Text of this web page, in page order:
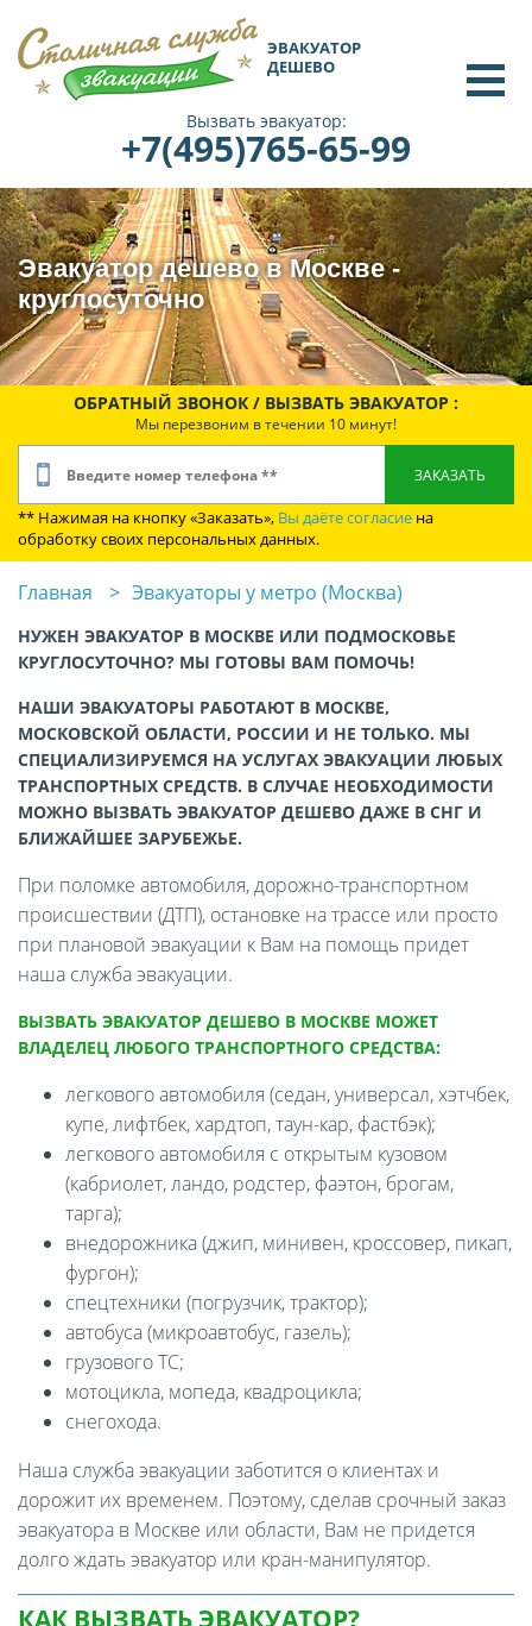
ЭВАКУАТОР
ДЕШЕВО
Вызвать эвакуатор:
+7(495)765-65-99
Эвакуатор дешево в Москве -
круглосуточно
ОБРАТНЫЙ ЗВОНОК / ВЫЗВАТЬ ЭВАКУАТОР :
Мы перезвоним в течении 10 минут!
** Нажимая на кнопку «Заказать», Вы даёте согласие на
обработку своих персональных данных.
Главная Эвакуаторы у метро (Москва)
НУЖЕН ЭВАКУАТОР В МОСКВЕ ИЛИ ПОДМОСКОВЬЕ
КРУГЛОСУТОЧНО? МЫ ГОТОВЫ ВАМ ПОМОЧЬ!
НАШИ ЭВАКУАТОРЫ РАБОТАЮТ В МОСКВЕ,
МОСКОВСКОЙ ОБЛАСТИ, РОССИИ И НЕ ТОЛЬКО. МЫ
СПЕЦИАЛИЗИРУЕМСЯ НА УСЛУГАХ ЭВАКУАЦИИ ЛЮБЫХ
ТРАНСПОРТНЫХ СРЕДСТВ. В СЛУЧАЕ НЕОБХОДИМОСТИ
МОЖНО ВЫЗВАТЬ ЭВАКУАТОР ДЕШЕВО ДАЖЕ В СНГ И
БЛИЖАЙШЕЕ ЗАРУБЕЖЬЕ.
При поломке автомобиля, дорожно-транспортном
происшествии (ДТП), остановке на трассе или просто
при плановой эвакуации к Вам на помощь придет
наша служба эвакуации.
ВЫЗВАТЬ ЭВАКУАТОР ДЕШЕВО В МОСКВЕ МОЖЕТ
ВЛАДЕЛЕЦ ЛЮБОГО ТРАНСПОРТНОГО СРЕДСТВА:
легкового автомобиля (седан, универсал, хэтчбек,
купе, лифтбек, хардтоп, таун-кар, фастбэк);
легкового автомобиля с открытым кузовом
(кабриолет, ландо, родстер, фаэтон, брогам,
тарга);
внедорожника (джип, минивен, кроссовер, пикап,
фургон);
спецтехники (погрузчик, трактор);
автобуса (микроавтобус, газель);
грузового ТС;
мотоцикла, мопеда, квадроцикла;
снегохода.
Наша служба эвакуации заботится о клиентах и
дорожит их временем. Поэтому, сделав срочный заказ
эвакуатора в Москве или области, Вам не придется
долго ждать эвакуатор или кран-манипулятор.
КАК ВЫЗВАТЬ ЭВАКУАТОР?